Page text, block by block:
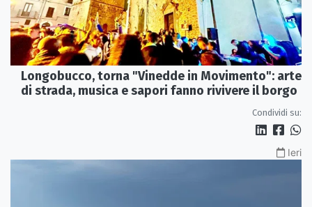
Longobucco, torna "Vinedde in Movimento": arte
di strada, musica e sapori fanno rivivere il borgo
Condividi su:
Ieri